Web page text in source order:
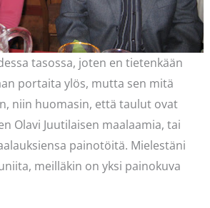
tasossa, joten en tietenkään
portaita ylös, mutta sen mitä
niin huomasin, että taulut ovat
Olavi Juutilaisen maalaamia, tai
painotöitä. Mielestäni
meilläkin on yksi painokuva